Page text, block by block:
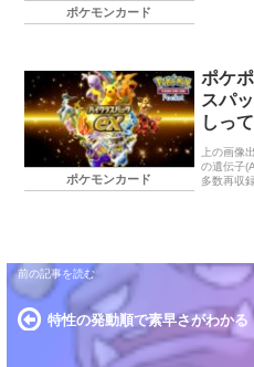
ポケモンカード
ポケモンカード
ポケ
スパ
しっ
上の画像
の遺伝子
多数再収
特性の発動順で素早さがわか